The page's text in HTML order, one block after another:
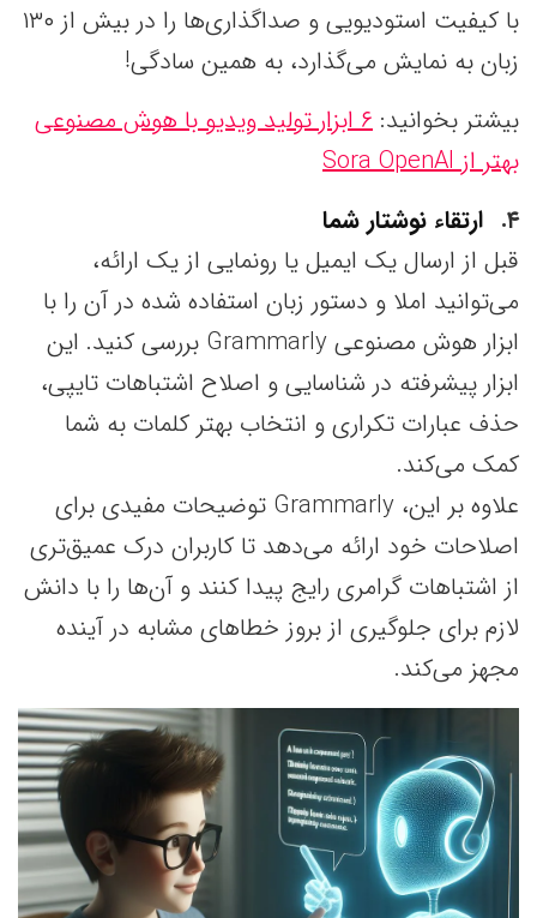
با کیفیت استودیویی و صداگذاری‌ها را در بیش از ۱۳۰
زبان به نمایش می‌گذارد، به همین سادگی!
بیشتر بخوانید: ۶ ابزار تولید ویدیو با هوش مصنوعی
بهتر از Sora OpenAI
۴
ارتقاء نوشتار شما
قبل از ارسال یک ایمیل یا رونمایی از یک ارائه،
می‌توانید املا و دستور زبان استفاده شده در آن را با
ابزار هوش مصنوعی Grammarly بررسی کنید. این
ابزار پیشرفته در شناسایی و اصلاح اشتباهات تایپی،
حذف عبارات تکراری و انتخاب بهتر کلمات به شما
کمک می‌کند.
علاوه بر این، Grammarly توضیحات مفیدی برای
اصلاحات خود ارائه می‌دهد تا کاربران درک عمیق‌تری
از اشتباهات گرامری رایج پیدا کنند و آن‌ها را با دانش
لازم برای جلوگیری از بروز خطاهای مشابه در آینده
مجهز می‌کند.